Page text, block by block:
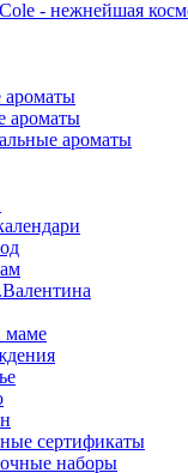
ароматы
ароматы
ароматы
маме
сертификаты